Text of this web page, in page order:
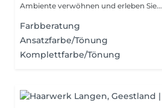
Ambiente verwöhnen und erleben Sie...
Farbberatung
Ansatzfarbe/Tönung
Komplettfarbe/Tönung